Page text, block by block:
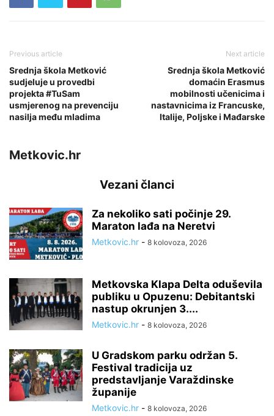
Previous article
Srednja škola Metković
sudjeluje u provedbi
projekta #TuSam
usmjerenog na prevenciju
nasilja među mladima
Next article
Srednja škola Metković
domaćin Erasmus
mobilnosti učenicima i
nastavnicima iz Francuske,
Italije, Poljske i Mađarske
Metkovic.hr
Vezani članci
Za nekoliko sati počinje 29.
Maraton lađa na Neretvi
Metkovic.hr - 8 kolovoza, 2026
Metkovska Klapa Delta oduševila
publiku u Opuzenu: Debitantski
nastup okrunjen 3....
Metkovic.hr - 8 kolovoza, 2026
U Gradskom parku održan 5.
Festival tradicija uz
predstavljanje Varaždinske
županije
Metkovic.hr - 8 kolovoza, 2026